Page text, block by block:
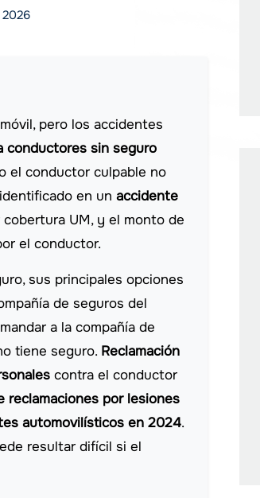
2026
pero los accidentes
conductores sin seguro
el conductor culpable no
en un accidente
UM, y el monto de
el conductor.
sus principales opciones
de seguros del
a la compañía de
tiene seguro. Reclamación
contra el conductor
reclamaciones por lesiones
automovilísticos en 2024.
resultar difícil si el